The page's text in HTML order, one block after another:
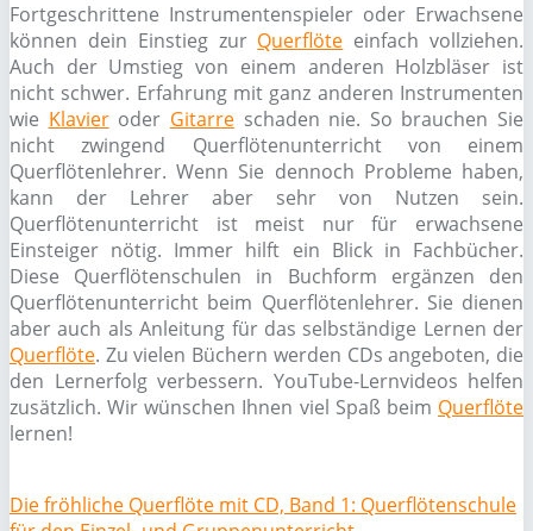
Fortgeschrittene Instrumentenspieler oder Erwachsene
können dein Einstieg zur Querflöte einfach vollziehen.
Auch der Umstieg von einem anderen Holzbläser ist
nicht schwer. Erfahrung mit ganz anderen Instrumenten
wie Klavieroder Gitarreschaden nie. So brauchen Sie
nicht zwingend Querflötenunterricht von einem
Querflötenlehrer. Wenn Sie dennoch Probleme haben,
kann der Lehrer aber sehr von Nutzen sein.
Querflötenunterricht ist meist nur für erwachsene
Einsteiger nötig. Immer hilft ein Blick in Fachbücher.
Diese Querflötenschulen in Buchform ergänzen den
Querflötenunterricht beim Querflötenlehrer. Sie dienen
aber auch als Anleitung für das selbständige Lernen der
Querflöte. Zu vielen Büchern werden CDs angeboten, die
den Lernerfolg verbessern. YouTube-Lernvideos helfen
zusätzlich. Wir wünschen Ihnen viel Spaß beim Querflöte
lernen!
Die fröhliche Querflöte mit CD, Band 1: Querflötenschule